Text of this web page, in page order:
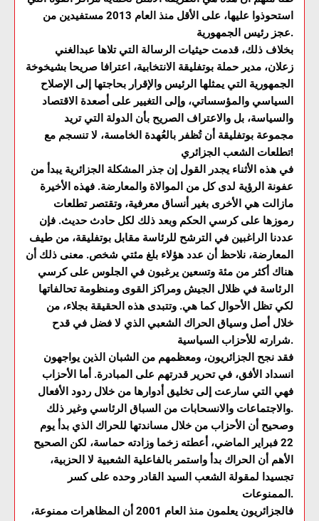
استحوذوا عليها، على الأقل منذ العام 2013 مستفيدين من
عجز رئيس الجمهورية.
بخلاف ذلك، قدمت حيثيات الرسالة التي تلاها عبدالغني
زعلان، مدير حملة بوتفليقة الانتخابية، اعترافا صريحا بشيخوخة
الجمهورية التي يمثلها الرئيس والإقرار بحاجتها إلى الإصلاح
السياسي والمؤسساتي، وإلى التغيير على أصعدة الاقتصاد
والسياسة، بل والاعتراف الصريح بأن الدولة التي تريد
مجموعة بوتفليقة أن تُظفر بالعُهدة الخامسة، لا تنسجم مع
تطلعات الشعب الجزائري!
في هذه الأثناء يجدر القول إن جذر المشكلة الجزائرية يبدأ من
عفونة الرؤية لدى كل من الموالاة والمعارضة. فهذه الأخيرة
مازالت هي الأخرى بغير أنساق معرفية، وتقتصر تطلعات
رموزها على كرسي الحكم وبعد ذلك لكل حادث حديث. فإن
عددنا الراغبين في الترشح للرئاسة مقابل بوتفليقة، من طيف
المعارضة، نلاحظ أن عدد هؤلاء بلغ مئتي شخص. معنى ذلك أن
هناك أكثر من مئة وتسعين يرغبون في الجلوس على كرسي
الرئاسة في ظلال الجيش ومراكز القوى ومنظومة تحالفاتها
لكي تظل الأحوال كما هي. وتتبدى هذه الحقيقة بجلاء، من
خلال أصل وسياق الحراك الشعبي الذي لا فضل في قدح
شرارته للأحزاب السياسية.
فقد نجح الجزائريون، ومعظمهم من الشبان الذين يواجهون
انسداد الأفق، في تحرير قدرتهم على المبادرة. أما الأحزاب
فهي التي سارعت إلى تخليق أدوارها من خلال ردود الأفعال
والاجتماعات والانسحابات من السباق الرئاسي وغير ذلك.
وصحيح أن الأحزاب من خلال مساندتها للحراك الذي بدأ يوم
22 فبراير الماضي، أعطته زخما وزادته حماسة، لكن الصحيح
الأهم أن الحراك بدأ واستمر بالفاعلية الشعبية لا الحزبية،
تجسيدا لمقولة الشعب السيد القادر وحده على كسر
الممنوعات.
فالجزائريون يعلمون منذ العام 2001 أن المظاهرات ممنوعة،